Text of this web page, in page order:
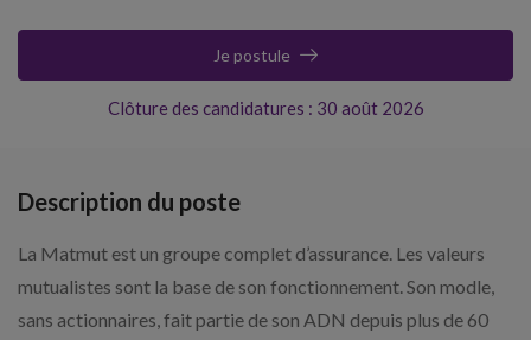
Clôture des candidatures : 30 août 2026
Je postule
Description du poste
La Matmut est un groupe complet d’assurance. Les valeurs
mutualistes sont la base de son fonctionnement. Son modle,
sans actionnaires, fait partie de son ADN depuis plus de 60